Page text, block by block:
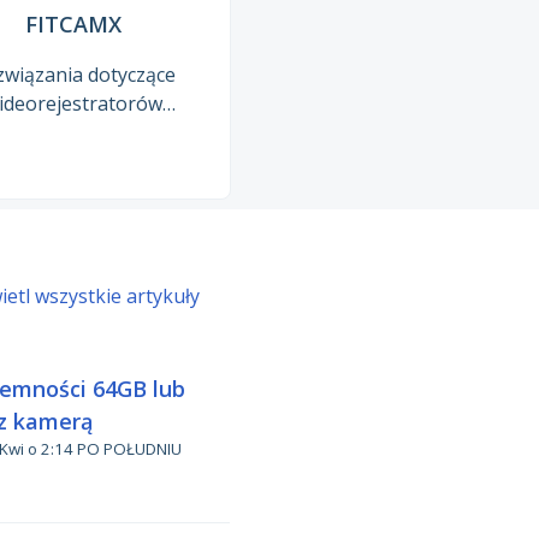
FITCAMX
dotyczące
wszystkie artykuły
64GB lub
kamerą